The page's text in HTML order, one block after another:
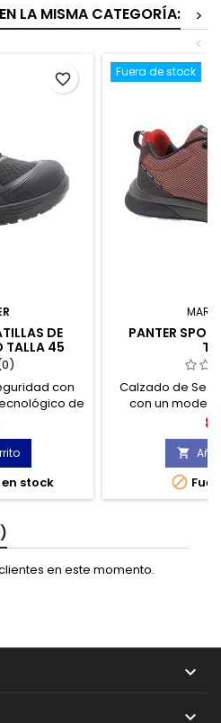
LA MISMA CATEGORÍA:
>
<
DE
TALLA 45
con
de
de
se ajusta
del pie.
stock
favorite_border Fuera de stock
PANTER
Calzado de
con un
Incorpora
ARMOTEX® ,
a los actuales
condiciones
respetuosa


en este momento.

